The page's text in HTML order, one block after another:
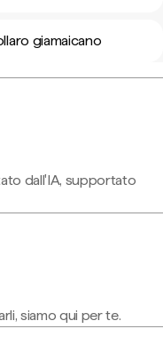
giamaicano
dall'IA, supportato
siamo qui per te.